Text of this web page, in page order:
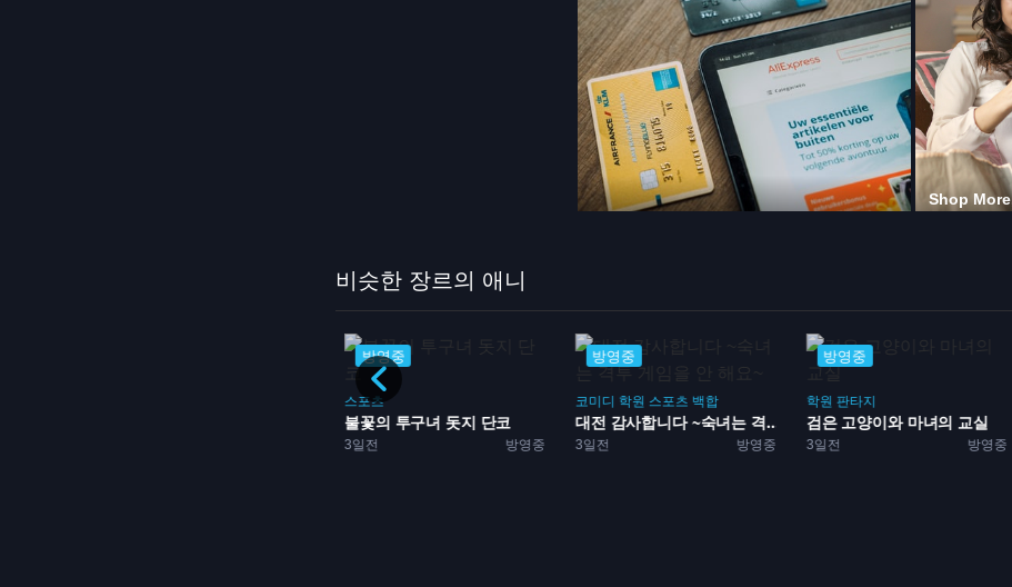
비슷한 장르의 애니
방영중
스포츠
3일전 방영중
불꽃의 투구녀 돗지 단코
방영중
코미디 학원 스포츠 백합
3일전 방영중
대전 감사합니다 ~숙녀는 격...
방영중
학원 판타지
3일전 방영중
검은 고양이와 마녀의 교실